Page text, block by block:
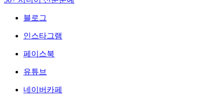
블로그
인스타그램
페이스북
유튜브
네이버카페